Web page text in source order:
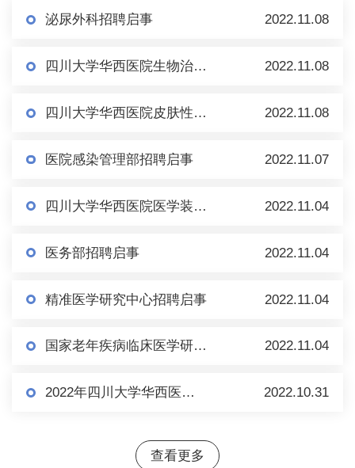
泌尿外科招聘启事 2022.11.08
四川大学华西医院生物治疗国家重点实验室张立国课题组博士后招聘启事 2022.11.08
四川大学华西医院皮肤性病科招聘项目制助理启事 2022.11.08
医院感染管理部招聘启事 2022.11.07
四川大学华西医院医学装备创新研究中心/医疗器械监管研究与评价中心 项目制科研助理招聘启事 2022.11.04
医务部招聘启事 2022.11.04
精准医学研究中心招聘启事 2022.11.04
国家老年疾病临床医学研究中心 科研项目助理招聘需求 2022.11.04
2022年四川大学华西医院系统遗传研究院疾病蛋白组学与代谢组学研究室科研助理招聘启事 2022.10.31
查看更多